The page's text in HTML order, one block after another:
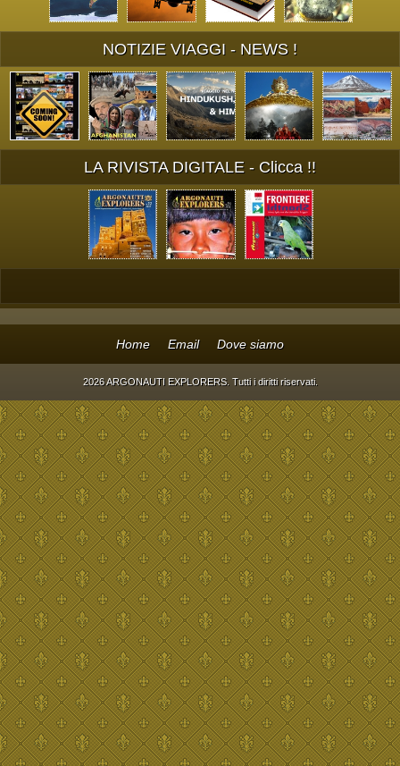
NOTIZIE VIAGGI - NEWS !
LA RIVISTA DIGITALE - Clicca !!
Home Email Dove siamo
2026 ARGONAUTI EXPLORERS. Tutti i diritti riservati.